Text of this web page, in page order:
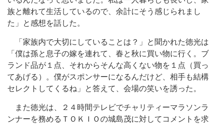
族と離れて生活しているので、余計にそう感じられまし
た」と感想を話した。
「家族内で大切にしていることは？」と聞かれた徳光は
「僕は孫と息子の嫁を連れて、春と秋に買い物に行く。ブ
ランド品が１点、それからそんな高くない物を１点（買っ
てあげる）。僕がスポンサーになるんだけど、相手も結構
セレクトしてくるね」と答えて、会場の笑いを誘った。
また徳光は、２４時間テレビでチャリティーマラソンラ
ンナーを務めるＴＯＫＩＯの城島茂に対してコメントを求